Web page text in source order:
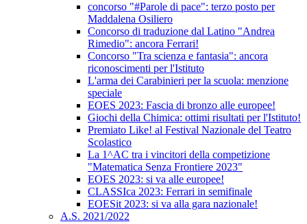
concorso "#Parole di pace": terzo posto per
Maddalena Osiliero
Concorso di traduzione dal Latino "Andrea
Rimedio": ancora Ferrari!
Concorso "Tra scienza e fantasia": ancora
riconoscimenti per l'Istituto
L'arma dei Carabinieri per la scuola: menzione
speciale
EOES 2023: Fascia di bronzo alle europee!
Giochi della Chimica: ottimi risultati per l'Istituto!
Premiato Like! al Festival Nazionale del Teatro
Scolastico
La 1^AC tra i vincitori della competizione
"Matematica Senza Frontiere 2023"
EOES 2023: si va alle europee!
CLASSIca 2023: Ferrari in semifinale
EOESit 2023: si va alla gara nazionale!
A.S. 2021/2022